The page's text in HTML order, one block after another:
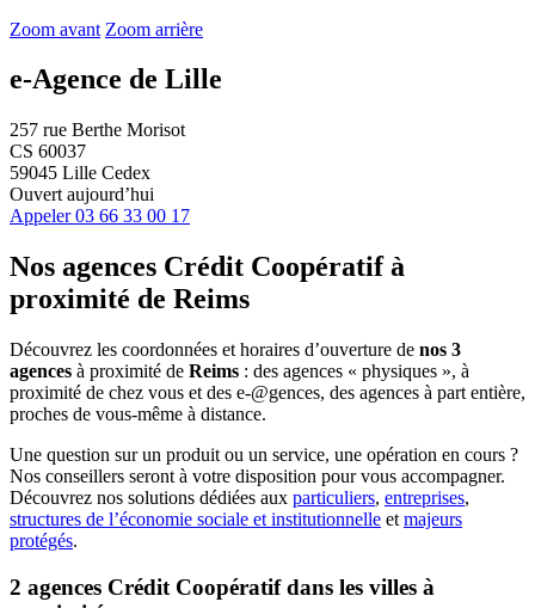
Zoom avant Zoom arrière
e-Agence de Lille
257 rue Berthe Morisot
CS 60037
59045 Lille Cedex
Ouvert aujourd’hui
Appeler 03 66 33 00 17
Nos agences Crédit Coopératifà
proximité de Reims
Découvrez les coordonnées et horaires d’ouverture de nos 3
agences à proximité de Reims : des agences « physiques », à
proximité de chez vous et des e-@gences, des agences à part entière,
proches de vous-même à distance.
Une question sur un produit ou un service, une opération en cours ?
Nos conseillers seront à votre disposition pour vous accompagner.
Découvrez nos solutions dédiées aux particuliers, entreprises,
structures de l’économie sociale et institutionnelle et majeurs
protégés.
2 agences Crédit Coopératif dans les villes à